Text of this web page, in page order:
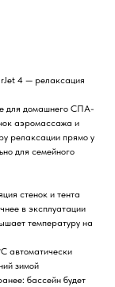
4 — релаксация
для домашнего СПА-
аэромассажа и
релаксации прямо у
для семейного
стенок и тента
в эксплуатации
температуру на
автоматически
зимой
бассейн будет